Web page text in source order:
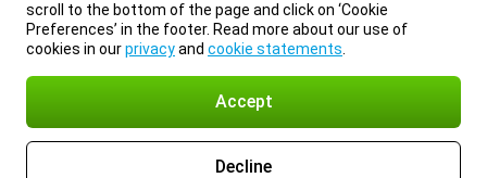
scroll to the bottom of the page and click on ‘Cookie
Preferences’ in the footer. Read more about our use of
cookies in ourprivacyand cookie statements
Accept
Decline